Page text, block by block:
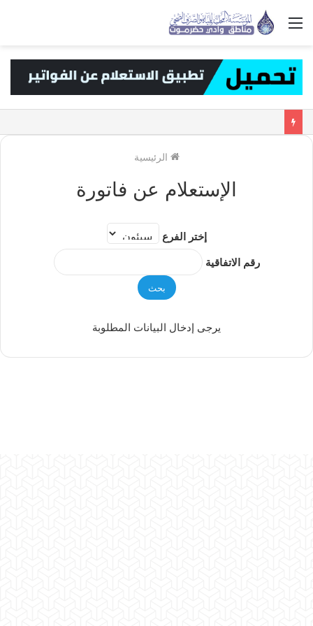
القائمة
الرئيسية
الإستعلام عن فاتورة
إختر الفرع
رقم الاتفاقية
يرجى إدخال البيانات المطلوبة